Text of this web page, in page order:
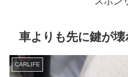
車よりも先に鍵が
CARLIFE